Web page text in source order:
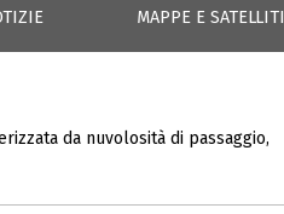
MAPPE E SATELLITI
da nuvolosità di passaggio,